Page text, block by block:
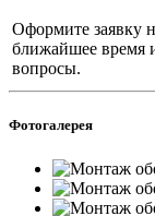
Оформите заявку
ближайшее время
вопросы.
Фотогалерея